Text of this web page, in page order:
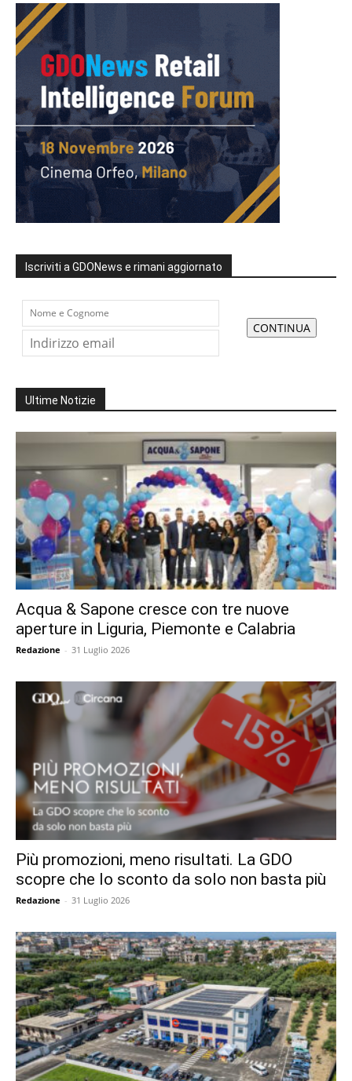
Iscriviti a GDONews e rimani aggiornato
Ultime Notizie
Acqua & Sapone cresce con tre nuove
aperture in Liguria, Piemonte e Calabria
Redazione - 31 Luglio 2026
Più promozioni, meno risultati. La GDO
scopre che lo sconto da solo non basta più
Redazione - 31 Luglio 2026